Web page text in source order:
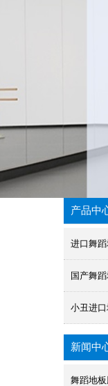
产品中
进口舞
国产舞
小丑进
新闻中
舞蹈地